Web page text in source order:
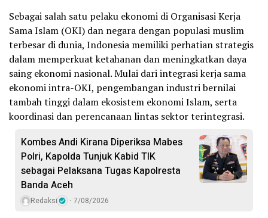
Sebagai salah satu pelaku ekonomi di Organisasi Kerja
Sama Islam (OKI) dan negara dengan populasi muslim
terbesar di dunia, Indonesia memiliki perhatian strategis
dalam memperkuat ketahanan dan meningkatkan daya
saing ekonomi nasional. Mulai dari integrasi kerja sama
ekonomi intra-OKI, pengembangan industri bernilai
tambah tinggi dalam ekosistem ekonomi Islam, serta
koordinasi dan perencanaan lintas sektor terintegrasi.
Kombes Andi Kirana Diperiksa Mabes
Polri, Kapolda Tunjuk Kabid TIK
sebagai Pelaksana Tugas Kapolresta
Banda Aceh
Redaksi 7/08/2026